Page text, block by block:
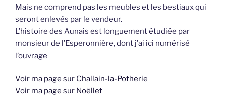
Mais ne comprend pas les meubles et les bestiaux qui
seront enlevés par le vendeur.
L’histoire des Aunais est longuement étudiée par
monsieur de l’Esperonnière, dont j’ai ici numérisé
l’ouvrage
Voir ma page sur Challain-la-Potherie
Voir ma page sur Noëllet